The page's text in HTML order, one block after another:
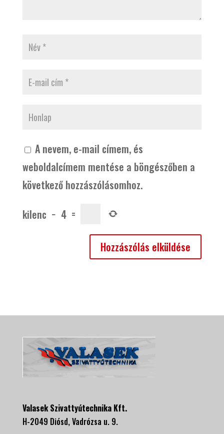
A nevem, e-mail címem, és
weboldalcímem mentése a böngészőben a
következő hozzászólásomhoz.
kilenc − 4 =
Valasek Szivattyútechnika Kft.
H-2049 Diósd, Vadrózsa u. 9.